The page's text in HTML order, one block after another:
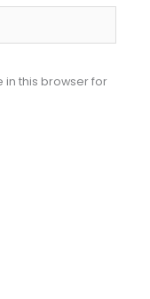
in this browser for